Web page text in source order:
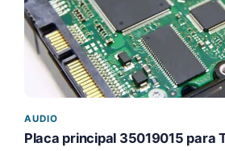
AUDIO
Placa principal 35019015 para